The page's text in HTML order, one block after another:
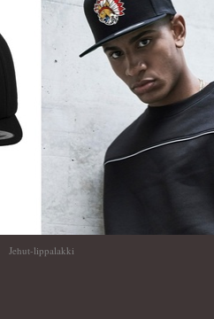
Jehut-lippalakki